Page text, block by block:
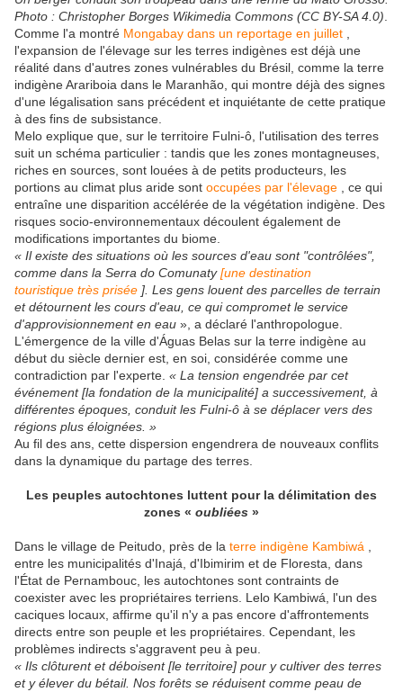
Photo : Christopher Borges Wikimedia Commons (CC BY-SA 4.0)
Comme l'a montré Mongabay dans un reportage en juillet
l'expansion de l'élevage sur les terres indigènes est déjà une
réalité dans d'autres zones vulnérables du Brésil, comme la terre
indigène Arariboia dans le Maranhão, qui montre déjà des signes
d'une légalisation sans précédent et inquiétante de cette pratique
à des fins de subsistance.
Melo explique que, sur le territoire Fulni-ô, l'utilisation des terres
suit un schéma particulier : tandis que les zones montagneuses,
riches en sources, sont louées à de petits producteurs, les
portions au climat plus aride sont occupées par l'élevage
, ce qui
entraîne une disparition accélérée de la végétation indigène. Des
risques socio-environnementaux découlent également de
modifications importantes du biome.
« Il existe des situations où les sources d'eau sont "contrôlées",
comme dans la Serra do Comunaty[une destination
touristique très prisée ]. Les gens louent des parcelles de terrain
et détournent les cours d'eau, ce qui compromet le service
d'approvisionnement en eau », a déclaré l'anthropologue.
L'émergence de la ville d'Águas Belas sur la terre indigène au
début du siècle dernier est, en soi, considérée comme une
contradiction par l'experte. « La tension engendrée par cet
événement [la fondation de la municipalité] a successivement, à
différentes époques, conduit les Fulni-ô à se déplacer vers des
régions plus éloignées. »
Au fil des ans, cette dispersion engendrera de nouveaux conflits
dans la dynamique du partage des terres.
Les peuples autochtones luttent pour la délimitation des
zones « oubliées »
Dans le village de Peitudo, près de la terre indigène Kambiwá
entre les municipalités d'Inajá, d'Ibimirim et de Floresta, dans
l'État de Pernambouc, les autochtones sont contraints de
coexister avec les propriétaires terriens. Lelo Kambiwá, l'un des
caciques locaux, affirme qu'il n'y a pas encore d'affrontements
directs entre son peuple et les propriétaires. Cependant, les
problèmes indirects s'aggravent peu à peu.
« Ils clôturent et déboisent [le territoire] pour y cultiver des terres
et y élever du bétail. Nos forêts se réduisent comme peau de